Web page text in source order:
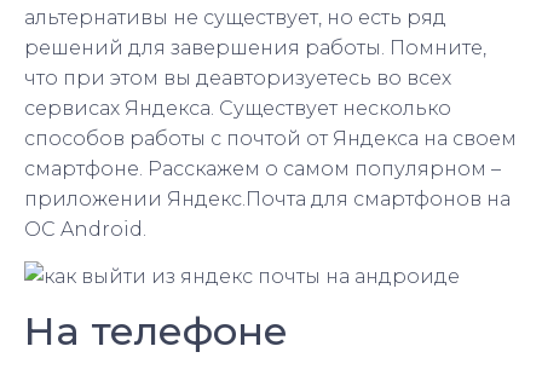
альтернативы не существует, но есть ряд
решений для завершения работы. Помните,
что при этом вы деавторизуетесь во всех
сервисах Яндекса. Существует несколько
способов работы с почтой от Яндекса на своем
смартфоне. Расскажем о самом популярном –
приложении Яндекс.Почта для смартфонов на
ОС Android.
На телефоне